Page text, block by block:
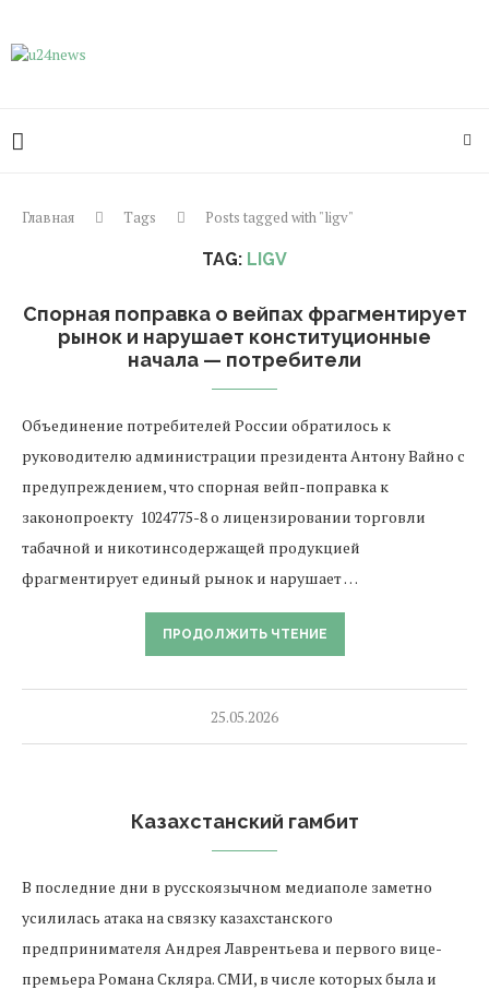
Главная Tags Posts tagged with "ligv"
TAG: LIGV
Спорная поправка о вейпах фрагментирует
рынок и нарушает конституционные
начала — потребители
Объединение потребителей России обратилось к
руководителю администрации президента Антону Вайно с
предупреждением, что спорная вейп-поправка к
законопроекту 1024775-8 о лицензировании торговли
табачной и никотинсодержащей продукцией
фрагментирует единый рынок и нарушает …
ПРОДОЛЖИТЬ ЧТЕНИЕ
25.05.2026
Казахстанский гамбит
В последние дни в русскоязычном медиаполе заметно
усилилась атака на связку казахстанского
предпринимателя Андрея Лаврентьева и первого вице-
премьера Романа Скляра. СМИ, в числе которых была и